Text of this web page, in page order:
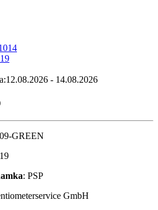
12.08.2026 - 14.08.2026
GREEN
: PSP
GmbH